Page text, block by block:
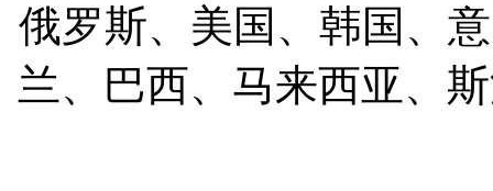
俄罗斯、美国、韩国、
兰、巴西、马来西亚、